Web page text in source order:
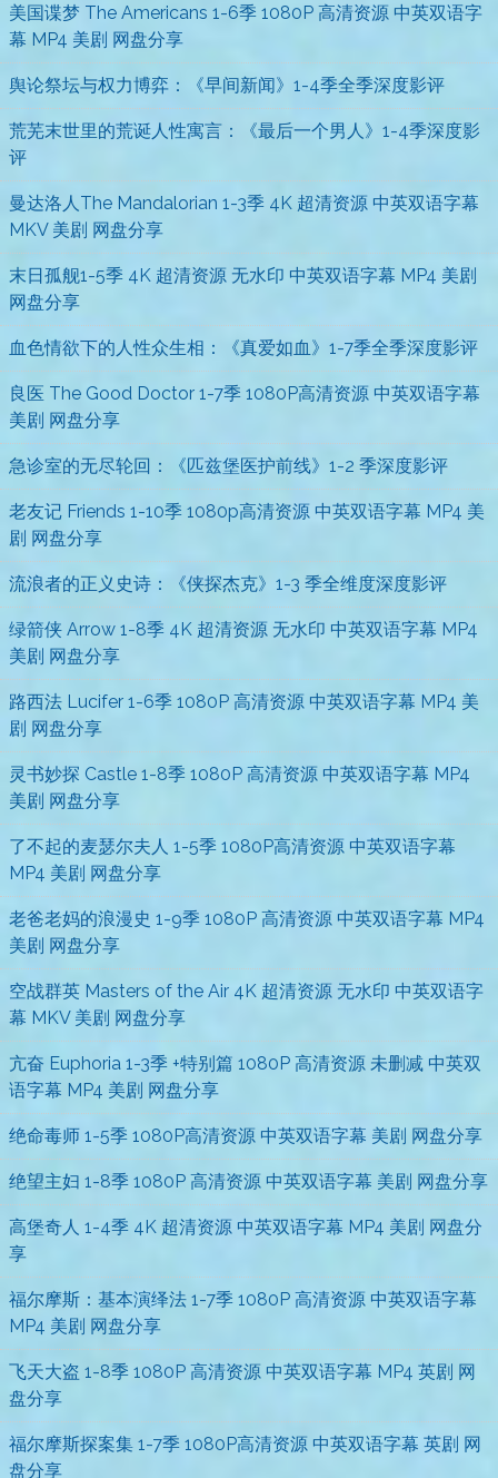
美国谍梦 The Americans 1-6季 1080P 高清资源 中英双语字
幕 MP4 美剧 网盘分享
舆论祭坛与权力博弈：《早间新闻》1-4季全季深度影评
荒芜末世里的荒诞人性寓言：《最后一个男人》1-4季深度影
评
曼达洛人The Mandalorian 1-3季 4K 超清资源 中英双语字幕
MKV 美剧 网盘分享
末日孤舰1-5季 4K 超清资源 无水印 中英双语字幕 MP4 美剧
网盘分享
血色情欲下的人性众生相：《真爱如血》1-7季全季深度影评
良医 The Good Doctor 1-7季 1080P高清资源 中英双语字幕
美剧 网盘分享
急诊室的无尽轮回：《匹兹堡医护前线》1-2 季深度影评
老友记 Friends 1-10季 1080p高清资源 中英双语字幕 MP4 美
剧 网盘分享
流浪者的正义史诗：《侠探杰克》1-3 季全维度深度影评
绿箭侠 Arrow 1-8季 4K 超清资源 无水印 中英双语字幕 MP4
美剧 网盘分享
路西法 Lucifer 1-6季 1080P 高清资源 中英双语字幕 MP4 美
剧 网盘分享
灵书妙探 Castle 1-8季 1080P 高清资源 中英双语字幕 MP4
美剧 网盘分享
了不起的麦瑟尔夫人 1-5季 1080P高清资源 中英双语字幕
MP4 美剧 网盘分享
老爸老妈的浪漫史 1-9季 1080P 高清资源 中英双语字幕 MP4
美剧 网盘分享
空战群英 Masters of the Air 4K 超清资源 无水印 中英双语字
幕 MKV 美剧 网盘分享
亢奋 Euphoria 1-3季 +特别篇 1080P 高清资源 未删减 中英双
语字幕 MP4 美剧 网盘分享
绝命毒师 1-5季 1080P高清资源 中英双语字幕 美剧 网盘分享
绝望主妇 1-8季 1080P 高清资源 中英双语字幕 美剧 网盘分享
高堡奇人 1-4季 4K 超清资源 中英双语字幕 MP4 美剧 网盘分
享
福尔摩斯：基本演绎法 1-7季 1080P 高清资源 中英双语字幕
MP4 美剧 网盘分享
飞天大盗 1-8季 1080P 高清资源 中英双语字幕 MP4 英剧 网
盘分享
福尔摩斯探案集 1-7季 1080P高清资源 中英双语字幕 英剧 网
盘分享